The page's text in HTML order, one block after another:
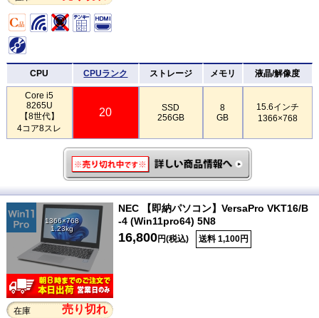
CPU CPUランク ストレージ メモリ 液晶/解像度
Core i5
8265U
【8世代】
4コア8スレ
20
SSD
256GB
8
GB
15.6インチ
1366×768
1366×768
1.23kg
在庫 売り切れ
NEC 【即納パソコン】VersaPro VKT16/B
-4 (Win11pro64) 5N8
16,800円(税込) 送料 1,100円